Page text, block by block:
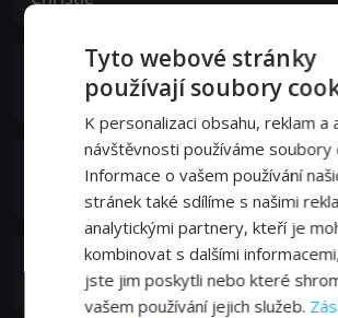
Αντώνης Καφετζόπουλος
Yiorgos
Ανδρέας Χ. Τσέλεπος
Shiree Nadav-Naor
Tyto webové stránky
používají soubory
K personalizaci obsahu, reklam a
návštěvnosti používáme soubory
Informace o vašem používání
stránek také sdílíme s našimi
analytickými partnery, kteří je
kombinovat s dalšími
jste jim poskytli nebo které
vašem používání jejich služeb.